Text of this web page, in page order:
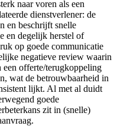
naar voren als een
dienstverlener: de
en beschrijft snelle
en degelijk herstel of
op goede communicatie
negatieve review waarin
offerte/terugkoppeling
wat de betrouwbaarheid in
lijkt. Al met al duidt
goede
zit in (snelle)